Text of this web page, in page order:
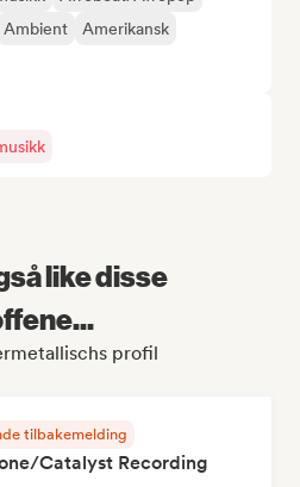
Ambient
Amerikansk
like disse
profil
tilbakemelding
Catalyst Recording